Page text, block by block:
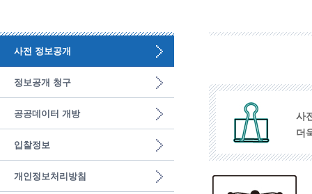
사전 정보공개
정보공개 청구
공공데이터 개방
입찰정보
개인정보처리방침
사
더